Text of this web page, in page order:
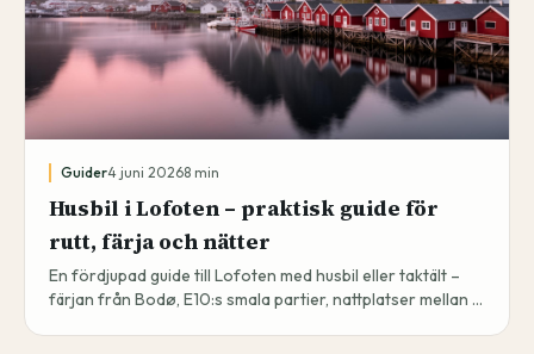
Guider4 juni 20268 min
Husbil i Lofoten – praktisk guide för
rutt, färja och nätter
En fördjupad guide till Lofoten med husbil eller taktält –
färjan från Bodø, E10:s smala partier, nattplatser mellan Å